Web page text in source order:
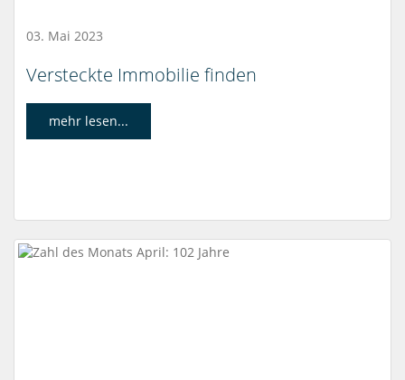
03. Mai 2023
Versteckte Immobilie finden
mehr lesen...